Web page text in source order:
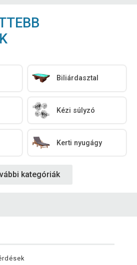
Biliárdasztal
Kézi súlyzó
Kerti nyugágy
kategóriák